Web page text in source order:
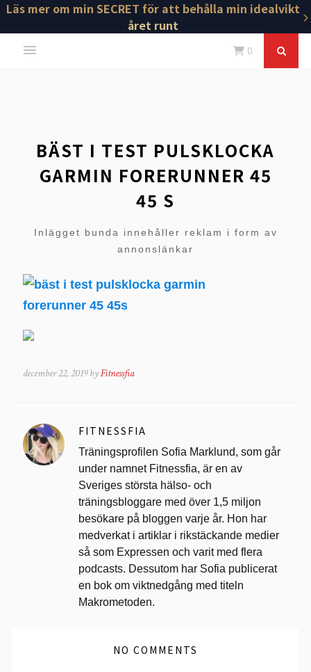
Läs mer om min SECRET för att behålla min idealvikt
året runt
0
BÄST I TEST PULSKLOCKA
GARMIN FORERUNNER 45
45 S
Inlägget bunda innehåller reklam i form av
annonslänkar
december 22, 2019 byFitnessfia
FITNESSFIA
Träningsprofilen Sofia Marklund, som går
under namnet Fitnessfia, är en av
Sveriges största hälso- och
träningsbloggare med över 1,5 miljon
besökare på bloggen varje år. Hon har
medverkat i artiklar i rikstäckande medier
så som Expressen och varit med flera
podcasts. Dessutom har Sofia publicerat
en bok om viktnedgång med titeln
Makrometoden.
NO COMMENTS